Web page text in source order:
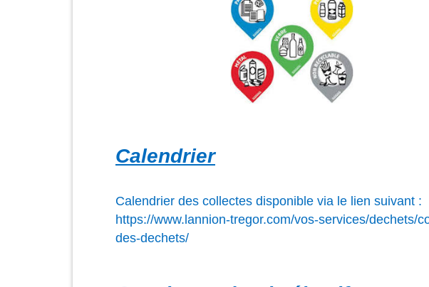
Calendrier
Calendrier des collectes disponible via le lien suivant :
https://www.lannion-tregor.com/vos-services/dechets/
des-dechets/